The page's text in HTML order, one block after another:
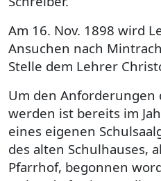
Am 16. Nov. 1898 wird
Ansuchen nach
Stelle dem Lehrer
Um den Anforderungen
werden ist bereits im
eines eigenen
des alten Schulhauses,
Pfarrhof, begonnen